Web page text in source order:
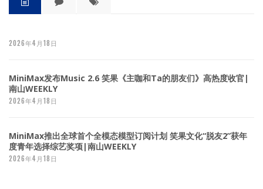
2026年4月18日
MiniMax发布Music 2.6 笑果《主咖和Ta的朋友们》高热度收官|
南山WEEKLY
2026年4月18日
MiniMax推出全球首个全模态模型订阅计划 笑果文化“脱友2”获年
度青年选择综艺奖项|南山WEEKLY
2026年4月18日